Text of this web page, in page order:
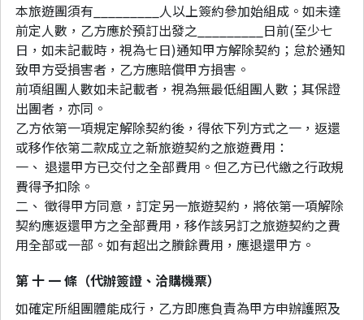
本旅遊團須有_________人以上簽約參加始組成。如未達
前定人數，乙方應於預訂出發之_________日前(至少七
日，如未記載時，視為七日)通知甲方解除契約；怠於通知
致甲方受損害者，乙方應賠償甲方損害。
前項組團人數如未記載者，視為無最低組團人數；其保證
出團者，亦同。
乙方依第一項規定解除契約後，得依下列方式之一，返還
或移作依第二款成立之新旅遊契約之旅遊費用：
一、 退還甲方已交付之全部費用。但乙方已代繳之行政規
費得予扣除。
二、 徵得甲方同意，訂定另一旅遊契約，將依第一項解除
契約應返還甲方之全部費用，移作該另訂之旅遊契約之費
用全部或一部。如有超出之賸餘費用，應退還甲方。
第 十 一 條（代辦簽證、洽購機票）
如確定所組團體能成行，乙方即應負責為甲方申辦護照及